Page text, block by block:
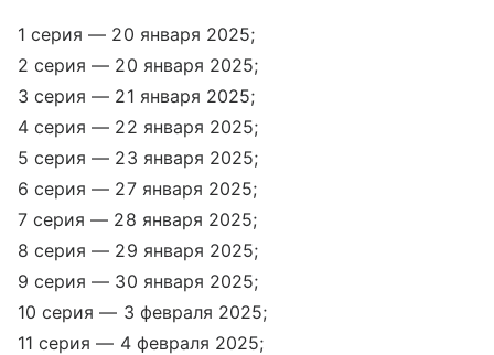
1 серия — 20 января 2025;
2 серия — 20 января 2025;
3 серия — 21 января 2025;
4 серия — 22 января 2025;
5 серия — 23 января 2025;
6 серия — 27 января 2025;
7 серия — 28 января 2025;
8 серия — 29 января 2025;
9 серия — 30 января 2025;
10 серия — 3 февраля 2025;
11 серия — 4 февраля 2025;